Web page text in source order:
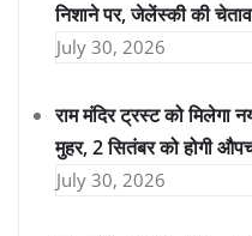
निशाने पर, जेलेंस्की की
July 30, 2026
राम मंदिर ट्रस्ट को
मुहर, 2 सितंबर को होगी
July 30, 2026